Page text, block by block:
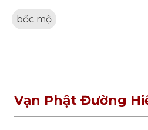
bốc mộ
Vạn Phật Đường